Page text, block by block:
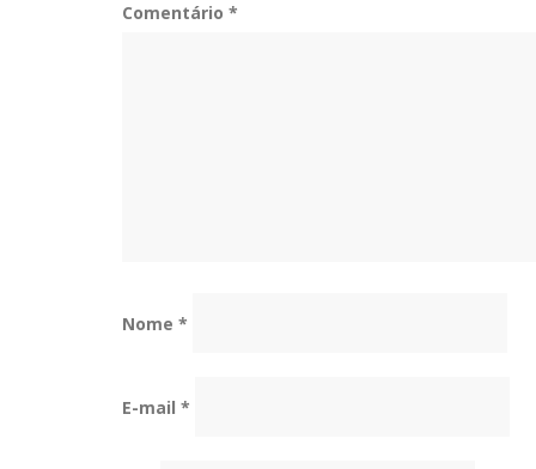
Comentário *
Nome *
E-mail *